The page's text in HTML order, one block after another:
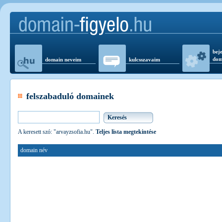
domain neveim kulcsszavaim
felszabaduló domainek
A keresett szó: "arvayzsofia.hu". Teljes lista megtekintése
domain név